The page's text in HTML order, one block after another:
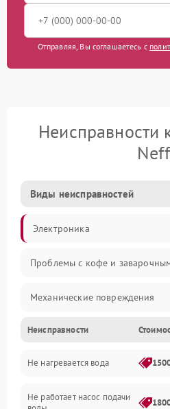
Отправляя, Вы соглашаетесь с
Neff
Виды неисправностей
Электроника
Проблемы с кофе и
Механические повреждения
Прочие неисправности
Включение и работа
Проблемы с водой
Неисправности
Не нагревается вода
Не работает насос подачи